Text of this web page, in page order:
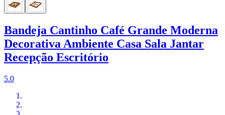
Bandeja Cantinho Café Grande Moderna
Decorativa Ambiente Casa Sala Jantar
Recepção Escritório
5.0